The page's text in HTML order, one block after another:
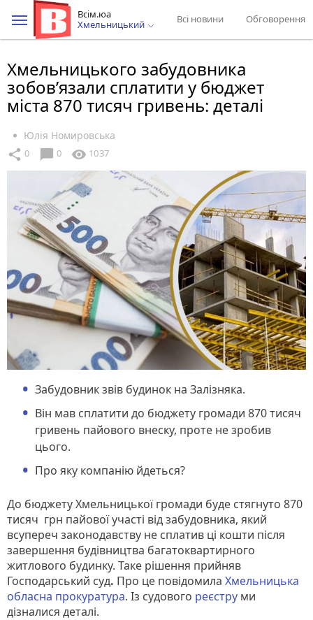
Всім.юа
Хмельницький
Всі новини Обговорення
Хмельницького забудовника
зобов’язали сплатити у бюджет
міста 870 тисяч гривень: деталі
Юлія Номировська
share 0 chat_bubble 0 visibility 1037
Забудовник звів будинок на Залізняка.
Він мав сплатити до бюджету громади 870 тисяч
гривень пайового внеску, проте не зробив
цього.
Про яку компанію йдеться?
До бюджету Хмельницької громади буде стягнуто 870
тисяч грн пайової участі від забудовника, який
всупереч законодавству не сплатив ці кошти після
завершення будівництва багатоквартирного
житлового будинку. Таке рішення прийняв
Господарський суд. Про це повідомила Хмельницька
обласна прокуратура. Із судового реєстру ми
дізналися деталі.